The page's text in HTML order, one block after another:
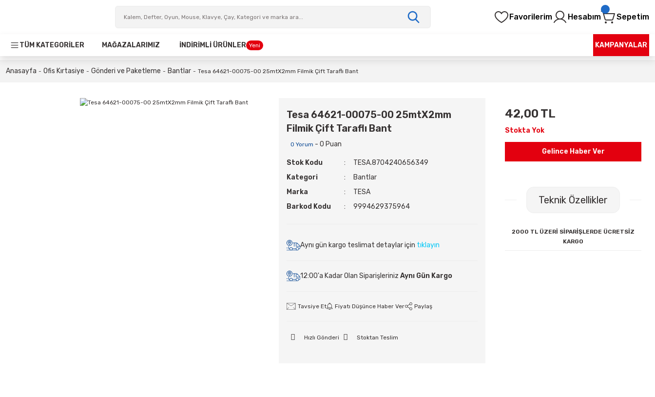
Favorilerim Hesabım Sepetim
TÜM KATEGORİLER MAĞAZALARIMIZ İNDİRİMLİ ÜRÜNLER Yeni KAMPANYALAR
Anasayfa Ofis Kırtasiye Gönderi ve Paketleme Bantlar Tesa 64621-00075-00 25mtX2mm Filmik Çift Taraflı Bant
Tesa 64621-00075-00 25mtX2mm
Filmik Çift Taraflı Bant
0 Yorum - 0 Puan
Stok Kodu
TESA.8704240656349
Kategori
Bantlar
Marka
TESA
Barkod Kodu
9994629375964
Aynı gün kargo teslimat detaylar için tıklayın
12:00'a Kadar Olan Siparişleriniz Aynı Gün Kargo
Tavsiye Et Fiyatı Düşünce Haber Ver Paylaş
Hızlı Gönderi Stoktan Teslim
42,00 TL
Stokta Yok
Gelince Haber Ver
Teknik Özellikler
2000 TL ÜZERİ SİPARİŞLERDE ÜCRETSİZ
KARGO